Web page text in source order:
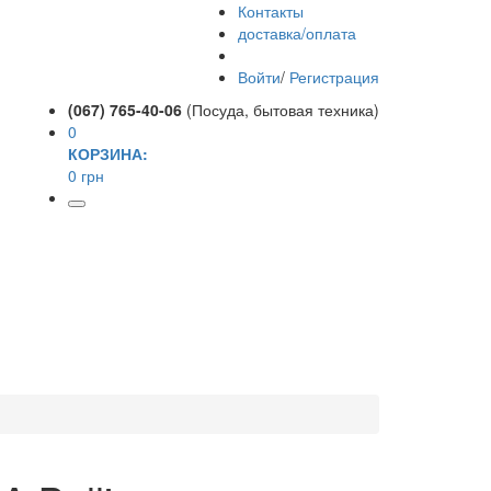
Контакты
доставка/оплата
Войти/ Регистрация
(067) 765-40-06 (Посуда, бытовая техника)
0
КОРЗИНА:
0 грн